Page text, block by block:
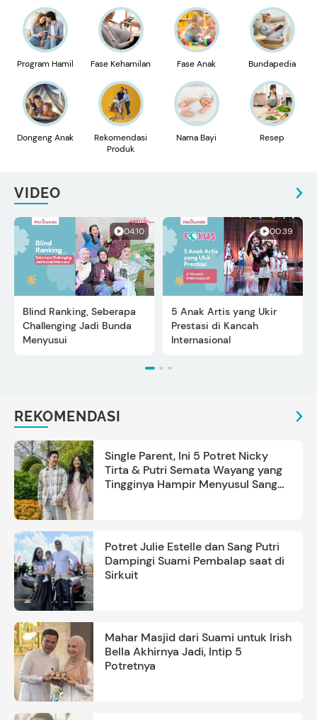
Program Hamil Fase Kehamilan Fase Anak Bundapedia
Dongeng Anak
Rekomendasi
Produk
Nama Bayi Resep
VIDEO
04:10
Blind Ranking, Seberapa
Challenging Jadi Bunda
Menyusui
00:39
5 Anak Artis yang Ukir
Prestasi di Kancah
Internasional
REKOMENDASI
Single Parent, Ini 5 Potret Nicky
Tirta & Putri Semata Wayang yang
Tingginya Hampir Menyusul Sang
Potret Julie Estelle dan Sang Putri
Dampingi Suami Pembalap saat di
Sirkuit
Mahar Masjid dari Suami untuk Irish
Bella Akhirnya Jadi, Intip 5
Potretnya